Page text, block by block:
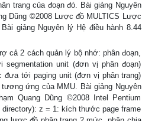
trang của đoạn đó. Bài giảng Nguyên
Dũng ©2008 Lược đồ MULTICS Lược
giảng Nguyên lý Hệ điều hành 8.44
cả 2 cách quản lý bộ nhớ: phân đoạn,
unit (đơn vị phân đoạn)
tới paging unit (đơn vị phân trang)
tương ứng của MMU. Bài giảng Nguyên
Quang Dũng ©2008 Intel Pentium
directory): z = 1: kích thước page frame